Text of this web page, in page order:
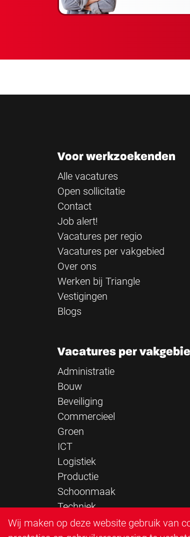
Voor werkzoekenden
Alle vacatures
Open sollicitatie
Contact
Job alert!
Vacatures per regio
Vacatures per vakgebied
Over ons
Werken bij Triangle
Vestigingen
Blogs
Vacatures per
Administratie
Bouw
Beveiliging
Commercieel
Groen
ICT
Logistiek
Productie
Schoonmaak
Techniek
Verkeersregelaar
Wij maken op deze website gebruik van